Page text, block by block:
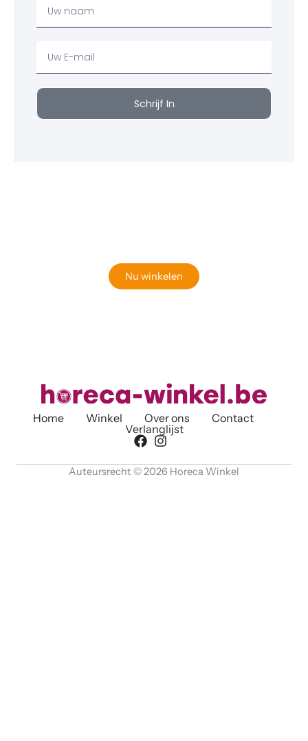
Naam
email
Schrijf In
Nu winkelen
Home Winkel Over ons
Contact
Verlanglijst
Auteursrecht © 2026 Horeca Winkel